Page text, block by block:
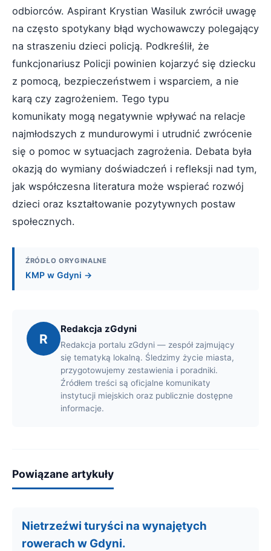
odbiorców. Aspirant Krystian Wasiluk zwrócił uwagę
na często spotykany błąd wychowawczy polegający
na straszeniu dzieci policją. Podkreślił, że
funkcjonariusz Policji powinien kojarzyć się dziecku
z pomocą, bezpieczeństwem i wsparciem, a nie
karą czy zagrożeniem. Tego typu
komunikaty mogą negatywnie wpływać na relacje
najmłodszych z mundurowymi i utrudnić zwrócenie
się o pomoc w sytuacjach zagrożenia. Debata była
okazją do wymiany doświadczeń i refleksji nad tym,
jak współczesna literatura może wspierać rozwój
dzieci oraz kształtowanie pozytywnych postaw
społecznych.
ŹRÓDŁO ORYGINALNE
KMP w Gdyni →
R
Redakcja zGdyni
Redakcja portalu zGdyni — zespół zajmujący
się tematyką lokalną. Śledzimy życie miasta,
przygotowujemy zestawienia i poradniki.
Źródłem treści są oficjalne komunikaty
instytucji miejskich oraz publicznie dostępne
informacje.
Powiązane artykuły
Nietrzeźwi turyści na wynajętych
rowerach w Gdyni.